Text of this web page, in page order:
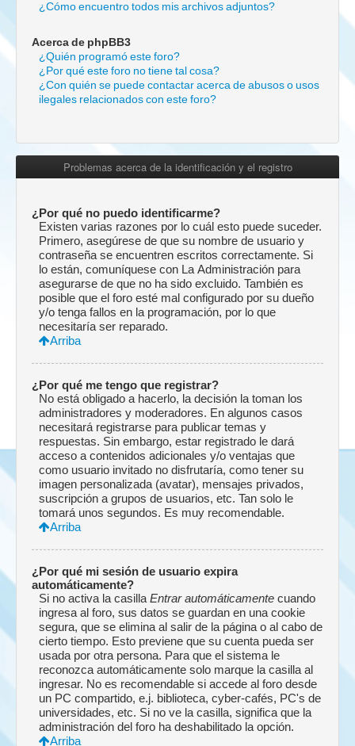
¿Cómo encuentro todos mis archivos adjuntos?
Acerca de phpBB3
¿Quién programó este foro?
¿Por qué este foro no tiene tal cosa?
¿Con quién se puede contactar acerca de abusos o usos
ilegales relacionados con este foro?
Problemas acerca de la identificación y el registro
¿Por qué no puedo identificarme?
Existen varias razones por lo cuál esto puede suceder.
Primero, asegúrese de que su nombre de usuario y
contraseña se encuentren escritos correctamente. Si
lo están, comuníquese con La Administración para
asegurarse de que no ha sido excluido. También es
posible que el foro esté mal configurado por su dueño
y/o tenga fallos en la programación, por lo que
necesitaría ser reparado.
Arriba
¿Por qué me tengo que registrar?
No está obligado a hacerlo, la decisión la toman los
administradores y moderadores. En algunos casos
necesitará registrarse para publicar temas y
respuestas. Sin embargo, estar registrado le dará
acceso a contenidos adicionales y/o ventajas que
como usuario invitado no disfrutaría, como tener su
imagen personalizada (avatar), mensajes privados,
suscripción a grupos de usuarios, etc. Tan solo le
tomará unos segundos. Es muy recomendable.
Arriba
¿Por qué mi sesión de usuario expira
automáticamente?
Si no activa la casilla Entrar automáticamente cuando
ingresa al foro, sus datos se guardan en una cookie
segura, que se elimina al salir de la página o al cabo de
cierto tiempo. Esto previene que su cuenta pueda ser
usada por otra persona. Para que el sistema le
reconozca automáticamente solo marque la casilla al
ingresar. No es recomendable si accede al foro desde
un PC compartido, e.j. biblioteca, cyber-cafés, PC's de
universidades, etc. Si no ve la casilla, significa que la
administración del foro ha deshabilitado la opción.
Arriba